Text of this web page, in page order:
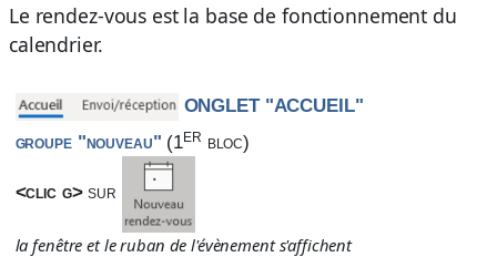
Le rendez-vous est la base de fonctionnement du
calendrier.
ONGLET "ACCUEIL"
groupe "nouveau" (1er bloc)
<clic g>sur
la fenêtre et le ruban de l'évènement s'affichent